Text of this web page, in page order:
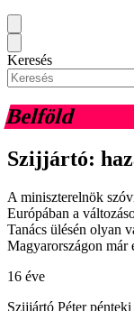
Keresés
Belföld
Szijjártó:
A miniszterelnök
Európában a
Tanács ülésén olyan
Magyarországon már
16 éve
Szijjártó Péter